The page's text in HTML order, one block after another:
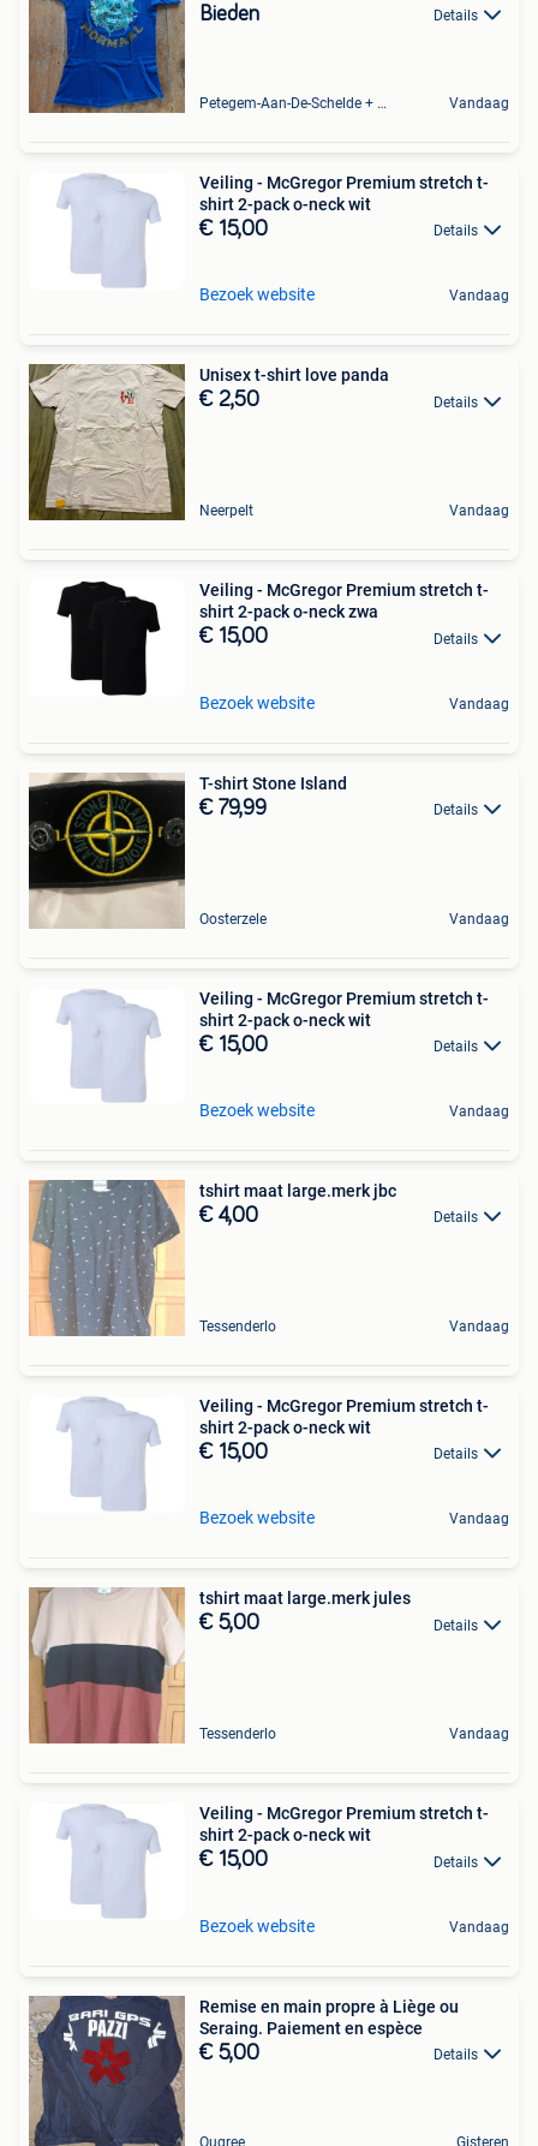
Bieden Details
Petegem-Aan-De-Schelde + Deel Van Oudenaarde Vandaag
Veiling - McGregor Premium stretch t-
shirt 2-pack o-neck wit
€ 15,00 Details
Bezoek website Vandaag
Unisex t-shirt love panda
€ 2,50 Details
Neerpelt Vandaag
Veiling - McGregor Premium stretch t-
shirt 2-pack o-neck zwa
€ 15,00 Details
Bezoek website Vandaag
T-shirt Stone Island
€ 79,99 Details
Oosterzele Vandaag
Veiling - McGregor Premium stretch t-
shirt 2-pack o-neck wit
€ 15,00 Details
Bezoek website Vandaag
tshirt maat large.merk jbc
€ 4,00 Details
Tessenderlo Vandaag
Veiling - McGregor Premium stretch t-
shirt 2-pack o-neck wit
€ 15,00 Details
Bezoek website Vandaag
tshirt maat large.merk jules
€ 5,00 Details
Tessenderlo Vandaag
Veiling - McGregor Premium stretch t-
shirt 2-pack o-neck wit
€ 15,00 Details
Bezoek website Vandaag
Remise en main propre à Liège ou
Seraing. Paiement en espèce
€ 5,00 Details
Ougree Gisteren